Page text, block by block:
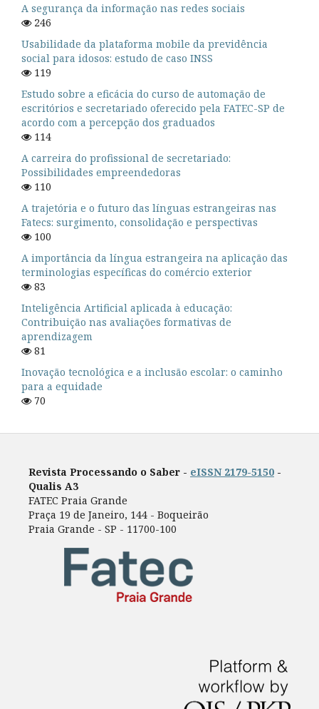
A segurança da informação nas redes sociais
246
Usabilidade da plataforma mobile da previdência
social para idosos: estudo de caso INSS
119
Estudo sobre a eficácia do curso de automação de
escritórios e secretariado oferecido pela FATEC-SP de
acordo com a percepção dos graduados
114
A carreira do profissional de secretariado:
Possibilidades empreendedoras
110
A trajetória e o futuro das línguas estrangeiras nas
Fatecs: surgimento, consolidação e perspectivas
100
A importância da língua estrangeira na aplicação das
terminologias específicas do comércio exterior
83
Inteligência Artificial aplicada à educação:
Contribuição nas avaliações formativas de
aprendizagem
81
Inovação tecnológica e a inclusão escolar: o caminho
para a equidade
70
Revista Processando o Saber - eISSN 2179-5150 -
Qualis A3
FATEC Praia Grande
Praça 19 de Janeiro, 144 - Boqueirão
Praia Grande - SP - 11700-100